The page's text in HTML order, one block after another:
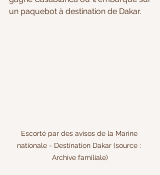
un paquebot à destination de Dakar.
Escorté par des avisos de la Marine
nationale - Destination Dakar (source :
Archive familiale)